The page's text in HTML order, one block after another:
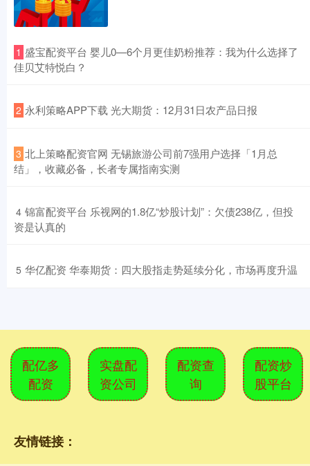
1 ​盛宝配资平台 婴儿0—6个月更佳奶粉推荐：我为什么选择了
佳贝艾特悦白？
2 ​永利策略APP下载 光大期货：12月31日农产品日报
3 ​北上策略配资官网 无锡旅游公司前7强用户选择「1月总
结」，收藏必备，长者专属指南实测
4 ​锦富配资平台 乐视网的1.8亿“炒股计划”：欠债238亿，但投
资是认真的
5 ​华亿配资 华泰期货：四大股指走势延续分化，市场再度升温
配亿多
配资
实盘配
资公司
配资查
询
配资炒
股平台
友情链接：